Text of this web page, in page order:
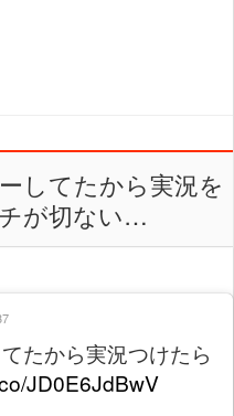
してたから実況を
が切ない…
たから実況つけたら
JD0E6JdBwV